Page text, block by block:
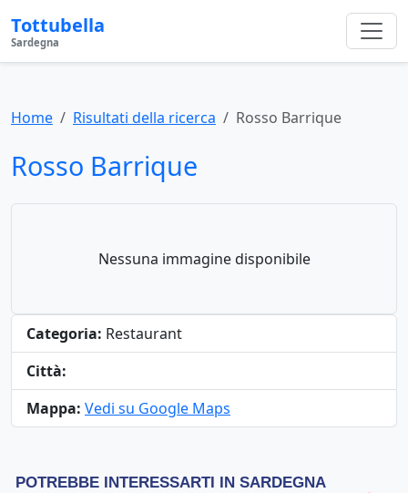
Tottubella
Sardegna
Home Risultati della ricerca Rosso Barrique
Rosso Barrique
Nessuna immagine disponibile
Categoria: Restaurant
Città:
Mappa: Vedi su Google Maps